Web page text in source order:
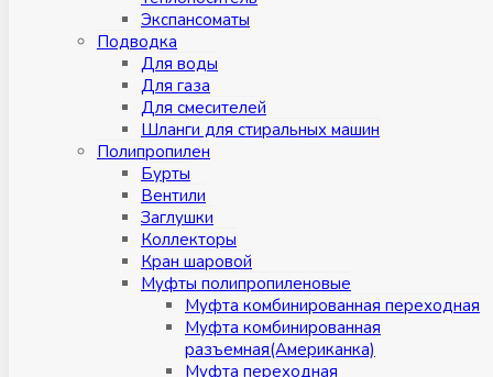
Экспансоматы
Подводка
Для воды
Для газа
Для смесителей
Шланги для стиральных машин
Полипропилен
Бурты
Вентили
Заглушки
Коллекторы
Кран шаровой
Муфты полипропиленовые
Муфта комбинированная переходная
Муфта комбинированная
разъемная(Американка)
Муфта переходная